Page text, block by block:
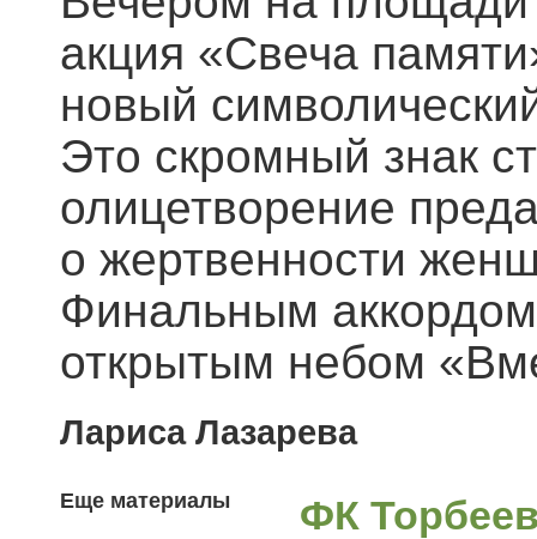
акция «Свеча
новый
Это скромный знак
олицетворение
о жертвенности
Финальным
открытым небом
Лариса Лазарева
Еще материалы ФК